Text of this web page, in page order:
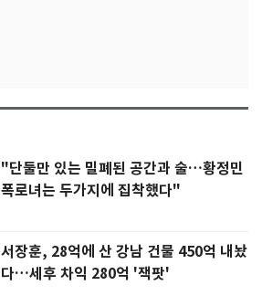
"단둘만 있는 밀폐된 공간과 술…황정민
폭로녀는 두가지에 집착했다"
서장훈, 28억에 산 강남 건물 450억 내놨
다…세후 차익 280억 '잭팟'